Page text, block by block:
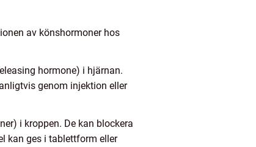
av könshormoner hos
hormone) i hjärnan.
genom injektion eller
i kroppen. De kan blockera
kan ges i tablettform eller